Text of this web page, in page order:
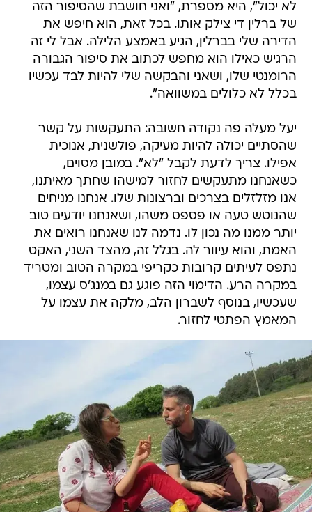
לא יכול", היא מספרת, "ואני חושבת שהסיפור הזה
של ברלין די צילק אותו. בכל זאת, הוא חיפש את
הדירה שלי בברלין, הגיע באמצע הלילה. אבל לי זה
הרגיש כאילו הוא מחפש לכתוב את סיפור הגבורה
הרומנטי שלו, ושאני והבקשה שלי להיות לבד עכשיו
בכלל לא כלולים במשוואה".
יעל מעלה פה נקודה חשובה: התעקשות על קשר
שהסתיים יכולה להיות מעיקה, פולשנית, אנוכית
אפילו. צריך לדעת לקבל "לא". במובן מסוים,
כשאנחנו מתעקשים לחזור למישהו שחתך מאיתנו,
אנו מזלזלים בצרכים וברצונות שלו. אנחנו מניחים
שהנוטש טעה או פספס משהו, ושאנחנו יודעים טוב
יותר ממנו מה נכון לו. נדמה לנו שאנחנו רואים את
האמת, והוא עיוור לה. בגלל זה, מהצד השני, האקט
נתפס לעיתים קרובות כקריפי במקרה הטוב ומטריד
במקרה הרע. הדימוי הזה פוגע גם במנג'ס עצמו,
שעכשיו, בנוסף לשברון הלב, מלקה את עצמו על
המאמץ הפתטי לחזור.